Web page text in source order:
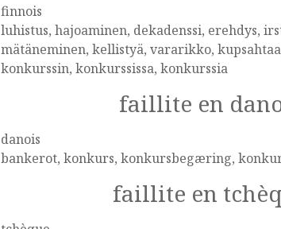
finnois
luhistus, hajoaminen, dekadenssi, erehdys,
mätäneminen, kellistyä, vararikko,
konkurssin, konkurssissa, konkurssia
faillite en
danois
bankerot, konkurs, konkursbegæring,
faillite en